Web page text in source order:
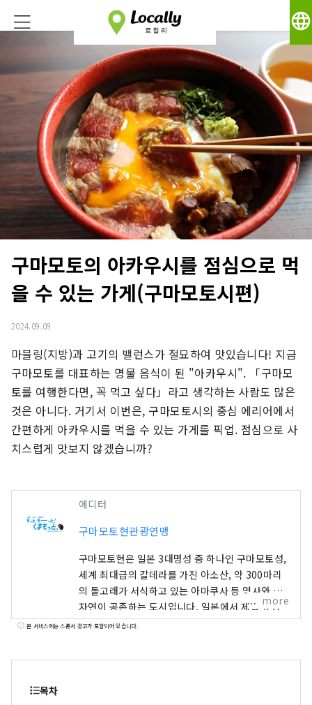
language
구마모토의 아카우시를 점심으로 먹
을 수 있는 가게(구마모토시편)
2024.09.09
마블링(지방)과 고기의 밸런스가 절묘하여 맛있습니다! 지금
구마모토를 대표하는 명물 음식이 된 "아카우시". 「구마모
토를 여행한다면, 꼭 먹고 싶다」라고 생각하는 사람도 많은
것은 아니다. 거기서 이번은, 구마모토시의 중심 에리어에서
간편하게 아카우시를 먹을 수 있는 가게를 픽업. 점심으로 사
치스럽게 맛보지 않겠습니까?
에디터
구마모토현관광연맹
구마모토현은 일본 3대명성 중 하나인 구마모토성,
세계 최대급의 칼데라를 가진 아소산, 약 300마리
의 돌고래가 서식하고 있는 아마쿠사 등 역사와 대
자연이 공존하는 도시입니다. 일본에서 제일 유명
한 캐릭터 구마몬의 고향이며, 거리의 어딘가에서
more
본 서비스에는 스폰서 광고가 포함되어 있습니다.
목차